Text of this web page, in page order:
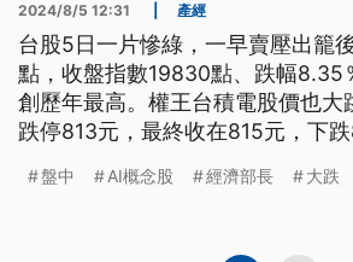
2024/8/5 12:31 產經
台股5日一片慘綠，一早賣壓出籠
點，收盤指數19830點、跌幅8.35
創歷年最高。權王台積電股價也大
跌停813元，最終收在815元，下
表示，對於全球股災，大家要有準
盤中 AI概念股 經濟部長 大跌